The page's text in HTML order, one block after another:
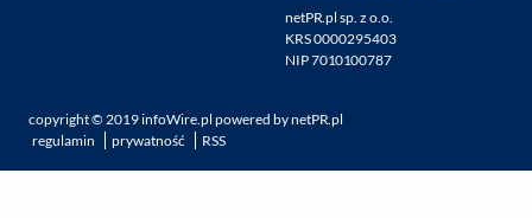
netPR.pl sp. z o.o.
KRS 0000295403
NIP 7010100787
copyright ©2019infoWire.pl powered bynetPR.pl
regulamin
prywatność RSS